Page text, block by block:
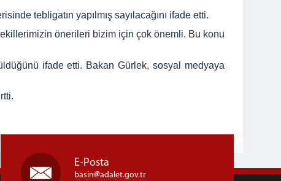
tebligatın yapılmış sayılacağını ifade etti.
önerileri bizim için çok önemli. Bu konu
ifade etti. Bakan Gürlek, sosyal medyaya
E-Posta
basin adalet.gov.tr